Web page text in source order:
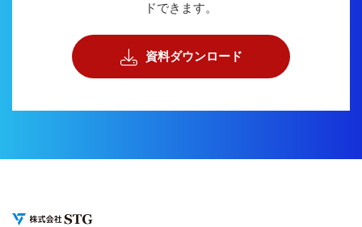
ドできます。
資料ダウンロード